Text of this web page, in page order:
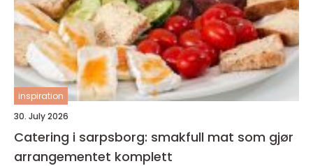
inspiration
30. July 2026
Catering i sarpsborg: smakfull mat som gjør
arrangementet komplett